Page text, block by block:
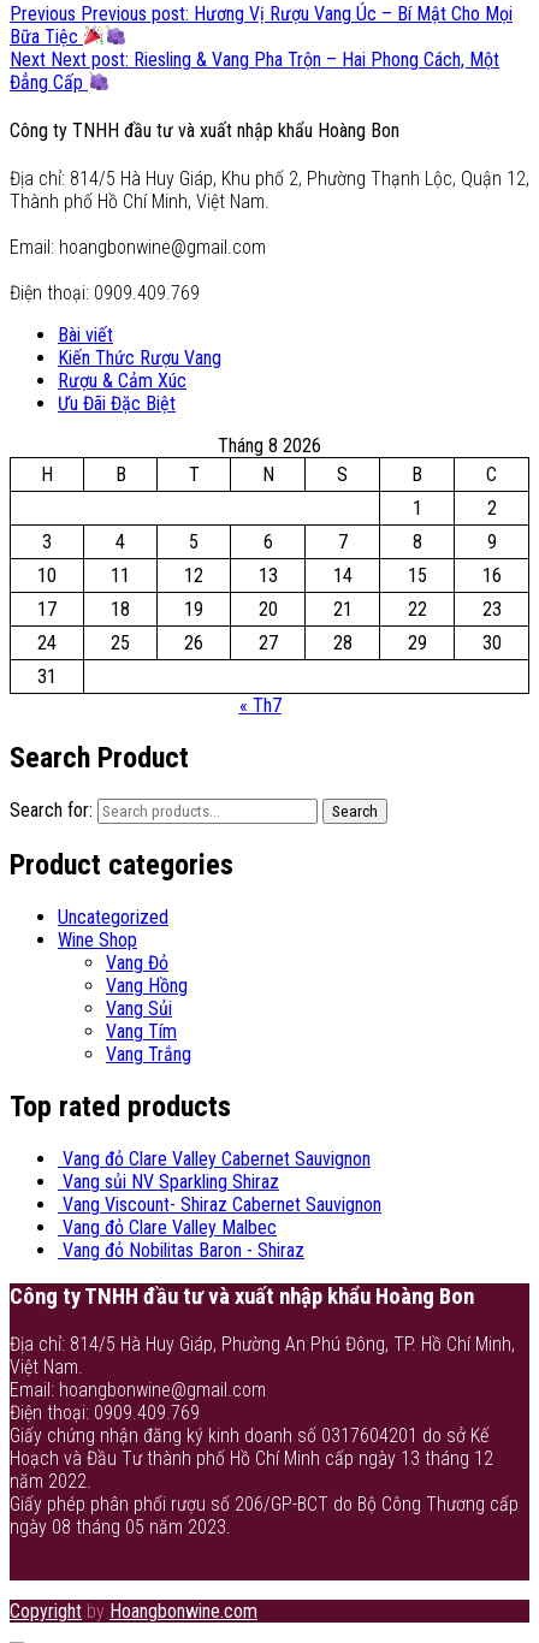
Previous Previous post: Hương Vị Rượu Vang Úc – Bí Mật Cho Mọi
Bữa Tiệc
Next Next post: Riesling & Vang Pha Trộn – Hai Phong Cách, Một
Đẳng Cấp
Công ty TNHH đầu tư và xuất nhập khẩu Hoàng Bon
Địa chỉ: 814/5 Hà Huy Giáp, Khu phố 2, Phường Thạnh Lộc, Quận 12,
Thành phố Hồ Chí Minh, Việt Nam.
Email: hoangbonwine@gmail.com
Điện thoại: 0909.409.769
Bài viết
Kiến Thức Rượu Vang
Rượu & Cảm Xúc
Ưu Đãi Đặc Biệt
Tháng 8 2026
H
B T N S B
C
1
2
3
4 5 6 7 8
9
10
11 12 13 14 15
16
17
18 19 20 21 22
23
24
25 26 27 28 29
30
31
« Th7
Search Product
Search for: Search
Product categories
Uncategorized
Wine Shop
Vang Đỏ
Vang Hồng
Vang Sủi
Vang Tím
Vang Trắng
Top rated products
Vang đỏ Clare Valley Cabernet Sauvignon
Vang sủi NV Sparkling Shiraz
Vang Viscount- Shiraz Cabernet Sauvignon
Vang đỏ Clare Valley Malbec
Vang đỏ Nobilitas Baron - Shiraz
Công ty TNHH đầu tư và xuất nhập khẩu Hoàng Bon
Địa chỉ: 814/5 Hà Huy Giáp, Phường An Phú Đông, TP. Hồ Chí Minh,
Việt Nam.
Email: hoangbonwine@gmail.com
Điện thoại: 0909.409.769
Giấy chứng nhận đăng ký kinh doanh số 0317604201 do sở Kế
Hoạch và Đầu Tư thành phố Hồ Chí Minh cấp ngày 13 tháng 12
năm 2022.
Giấy phép phân phối rượu số 206/GP-BCT do Bộ Công Thương cấp
ngày 08 tháng 05 năm 2023.
Copyright by Hoangbonwine.com